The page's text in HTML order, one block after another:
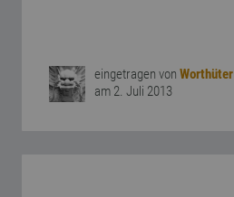
eingetragen vonWorthüter
am 2. Juli 2013